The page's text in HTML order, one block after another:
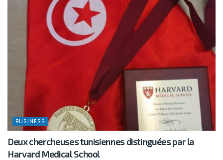
BUSINESS
Deux chercheuses tunisiennes distinguées par la
Harvard Medical School